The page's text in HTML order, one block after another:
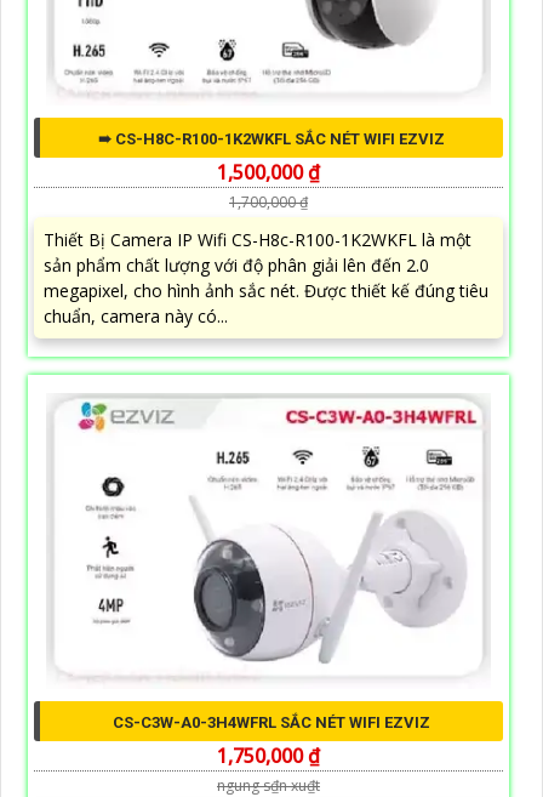
➠ CS-H8C-R100-1K2WKFL SẮC NÉT WIFI EZVIZ
1,500,000 ₫
1,700,000 ₫
Thiết Bị Camera IP Wifi CS-H8c-R100-1K2WKFL là một
sản phẩm chất lượng với độ phân giải lên đến 2.0
megapixel, cho hình ảnh sắc nét. Được thiết kế đúng tiêu
chuẩn, camera này có...
CS-C3W-A0-3H4WFRL SẮC NÉT WIFI EZVIZ
1,750,000 ₫
ngung s₫n xu₫t